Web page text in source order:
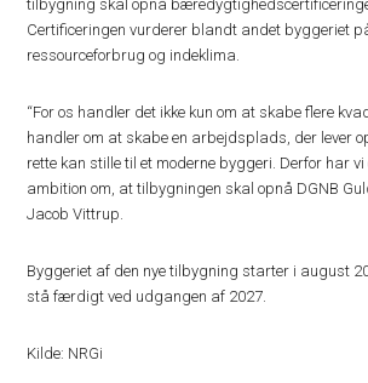
tilbygning skal opnå
Certificeringen vurderer blandt andet byggeriet
ressourceforbrug og indeklima.
“For os handler det ikke kun om at skabe flere
handler om at skabe en arbejdsplads, der lever
rette kan stille til et moderne byggeri. Derfor har
ambition om, at tilbygningen skal opnå DGNB
Jacob Vittrup.
Byggeriet af den nye tilbygning starter i august
stå færdigt ved udgangen af 2027.
Kilde: NRGi